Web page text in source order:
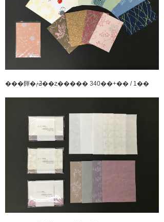
���餫�ߥݥ��ȥ����� 340��+�� / 1��